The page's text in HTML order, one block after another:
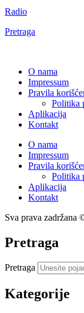
Radio
Pretraga
O nama
Impressum
Pravila
Politika
Aplikacija
Kontakt
O nama
Impressum
Pravila
Politika
Aplikacija
Kontakt
Sva prava zadržana
Pretraga
Pretraga
Kategorije